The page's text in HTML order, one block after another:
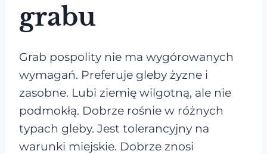
grabu
Grab pospolity nie ma wygórowanych
wymagań. Preferuje gleby żyzne i
zasobne. Lubi ziemię wilgotną, ale nie
podmokłą. Dobrze rośnie w różnych
typach gleby. Jest tolerancyjny na
warunki miejskie. Dobrze znosi